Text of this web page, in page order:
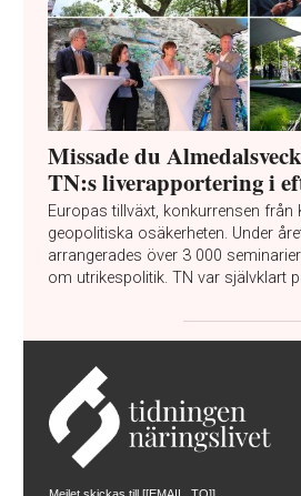
Missade du
TN:s liverapportering i
Europas tillväxt, konkurrensen från
geopolitiska osäkerheten. Under
arrangerades över 3 000
om utrikespolitik. TN var självklart